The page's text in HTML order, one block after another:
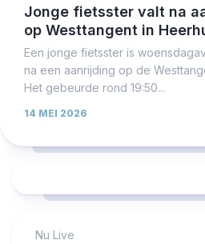
Jonge fietsster valt na
op Westtangent in
Een jonge fietsster is
na een aanrijding op de
Het gebeurde rond 19:50...
14 MEI 2026
Nu Live